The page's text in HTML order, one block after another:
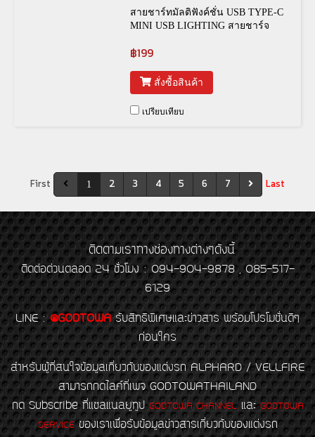
สายชาร์ทมัลติฟังค์ชั่น USB TYPE-C
MINI USB LIGHTING สายชาร์จ
฿199
สั่งซื้อสินค้า
เปรียบเทียบ
First 1 2 3 4 5 6 7 Last
ติดตามเราทางช่องทางต่างๆดังนี้
ติดต่อด่วนตลอด 24 ชั่วโมง : 094-904-9878 , 085-517-
6129
LINE : @GODTOWA รับสิทธิพิเศษและข่าวสาร พร้อมโปรโมชั่นดีๆ
ก่อนใคร
สำหรับผู้ที่สนใจข้อมูลเกี่ยวกับของแต่งรถ ALPHARD / VELLFIRE
สามารถกดไลค์ที่เพจ GODTOWATHAILAND
กด Subscribe ที่แชลแนลยูทูป GODTOWA CHANNELและGODTOWA
SERVICEของเราเพื่อรับข้อมูลข่าวสารเกี่ยวกับของแต่งรถ